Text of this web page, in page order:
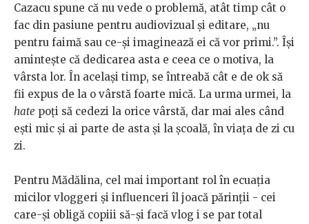
Cazacu spune că nu vede o problemă, atât timp cât o
fac din pasiune pentru audiovizual și editare, „nu
pentru faimă sau ce-și imaginează ei că vor primi.”. Își
amintește că dedicarea asta e ceea ce o motiva, la
vârsta lor. În același timp, se întreabă cât e de ok să
fii expus de la o vârstă foarte mică. La urma urmei, la
hate poți să cedezi la orice vârstă, dar mai ales când
ești mic și ai parte de asta și la școală, în viața de zi cu
zi.
Pentru Mădălina, cel mai important rol în ecuația
micilor vloggeri și influenceri îl joacă părinții - cei
care-și obligă copiii să-și facă vlog i se par total